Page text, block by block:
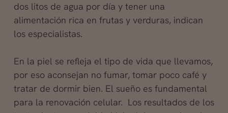
dos litos de agua por día y tener una
alimentación rica en frutas y verduras, indican
los especialistas.
En la piel se refleja el tipo de vida que llevamos,
por eso aconsejan no fumar, tomar poco café y
tratar de dormir bien. El sueño es fundamental
para la renovación celular. Los resultados de los